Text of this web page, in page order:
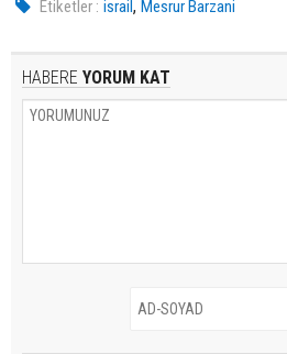
Etiketler : israil,Mesrur Barzani
HABERE YORUM KAT